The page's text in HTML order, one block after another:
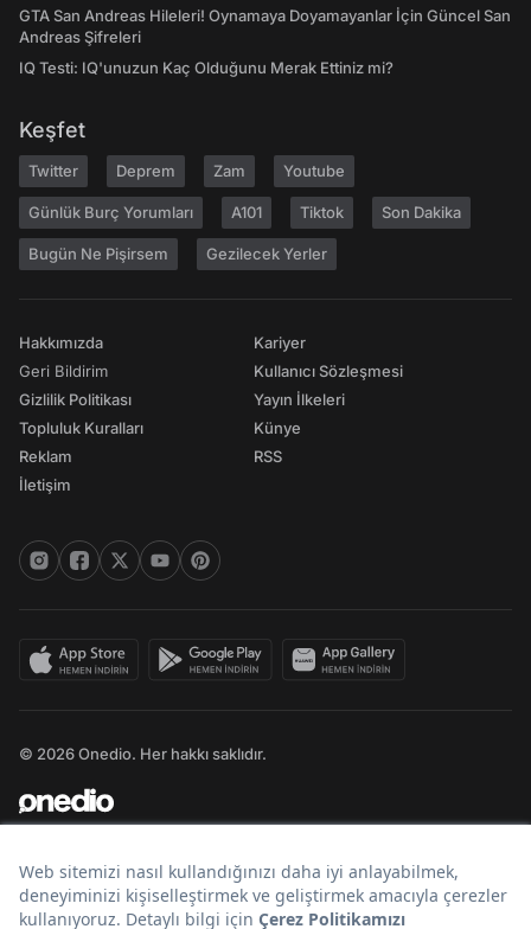
GTA San Andreas Hileleri! Oynamaya Doyamayanlar İçin Güncel San
Andreas Şifreleri
IQ Testi: IQ'unuzun Kaç Olduğunu Merak Ettiniz mi?
Keşfet
Twitter Deprem Zam Youtube
Günlük Burç Yorumları A101 Tiktok Son Dakika
Bugün Ne Pişirsem Gezilecek Yerler
Hakkımızda
Geri Bildirim
Gizlilik Politikası
Topluluk Kuralları
Reklam
İletişim
Kariyer
Kullanıcı Sözleşmesi
Yayın İlkeleri
Künye
RSS
© 2026 Onedio. Her hakkı saklıdır.
Bir markasıdır.